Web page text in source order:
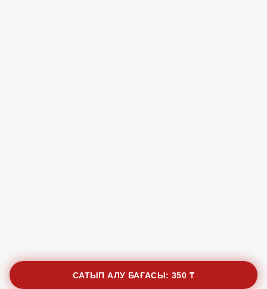
САТЫП АЛУ БАҒАСЫ:350 ₸